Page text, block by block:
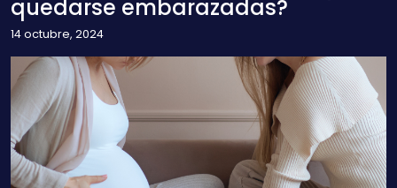
quedarse embarazadas?
14 octubre, 2024